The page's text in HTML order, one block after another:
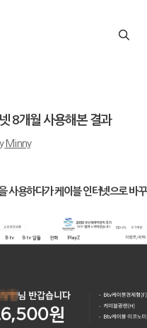
8개월 사용해본 결과
Minny
사용하다가 케이블 인터넷으로 바